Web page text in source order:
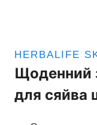
HERBALIFE
Щоденний
для сяйва